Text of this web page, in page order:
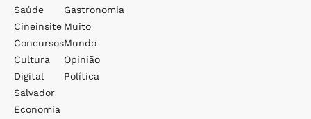
Saúde
Cineinsite
Concursos
Cultura
Digital
Salvador
Economia
Gastronomia
Muito
Mundo
Opinião
Política